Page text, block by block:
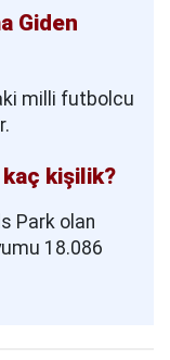
Giden
milli futbolcu
kişilik?
Park olan
18.086